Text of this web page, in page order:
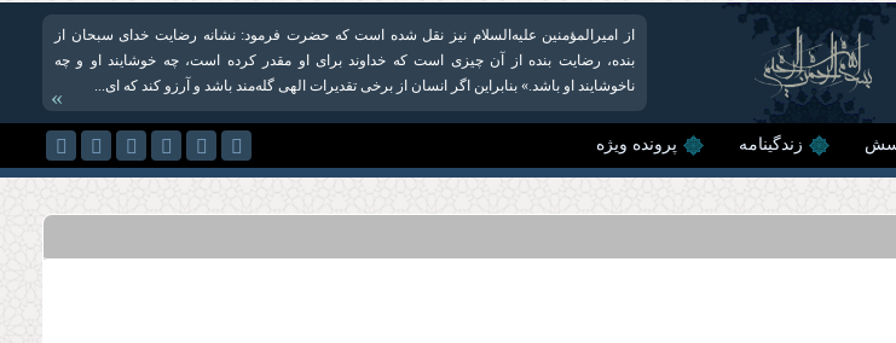
از امیرالمؤمنین علیه‌السلام نیز نقل شده است که حضرت فرمود: نشانه رضایت خدای سبحان از
بنده، رضایت بنده از آن چیزی است که خداوند برای او مقدر کرده است، چه خوشایند او و چه
ناخوشایند او باشد.»‌ بنابراین اگر انسان از برخی تقدیرات الهی گله‌مند باشد و آرزو کند که ای...
»
زندگینامه پرونده ویژه